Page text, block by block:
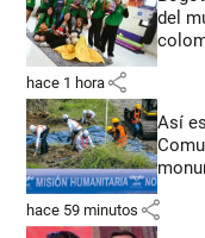
del
hace 1 hora share
Así
hace 59 minutos share